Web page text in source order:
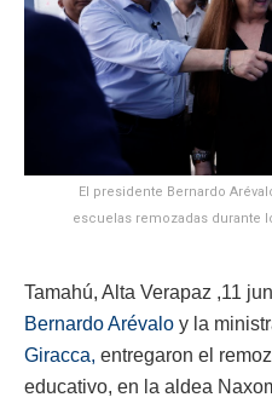
El presidente Bernardo
escuelas remozadas durante
Tamahú, Alta Verapaz ,11
Bernardo Arévalo y la
Giracca, entregaron el
educativo, en la aldea